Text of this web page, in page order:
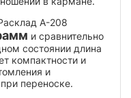
А-208
и сравнительно
состоянии длина
компактности и
и
переноске.